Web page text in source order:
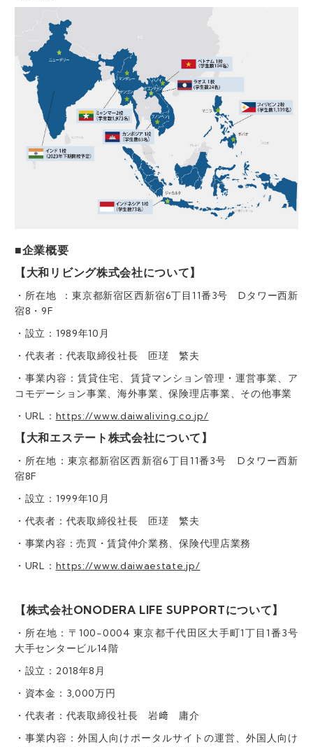
■企業概要
【大和リビング株式会社について】
・所在地 ：東京都新宿区西新宿6丁目11番3号 Dタワー西新
宿8・9F
・設立：1989年10月
・代表者：代表取締役社長 匝瑳 繁夫
・事業内容：賃貸住宅、賃貸マンション管理・運営事業、ア
コモデーション事業、海外事業、保険理店事業、その他事業
・URL： https://www.daiwaliving.co.jp/
【大和エステート株式会社について】
・所在地：東京都新宿区西新宿6丁目11番3号 Dタワー西新
宿8F
・設立：1999年10月
・代表者：代表取締役社長 匝瑳 繁夫
・事業内容：売買・賃貸仲介業務、保険代理店業務
・URL： https://www.daiwaestate.jp/
【株式会社ONODERA LIFE SUPPORTについて】
・所在地：〒100-0004 東京都千代田区大手町1丁目1番3号
大手センタービル14階
・設立：2018年8月
・資本金：3,000万円
・代表者：代表取締役社長 岩﨑 庸介
・事業内容：外国人向けポータルサイトの運営、外国人向け